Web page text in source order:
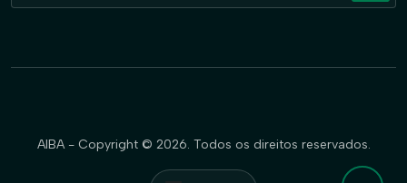
AIBA - Copyright © 2026. Todos os direitos reservados.